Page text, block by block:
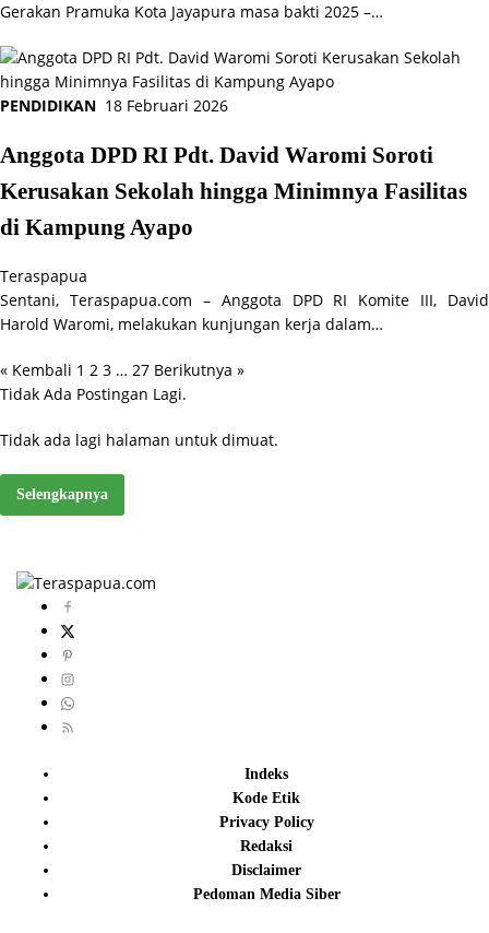
Gerakan Pramuka Kota Jayapura masa bakti 2025 –…
PENDIDIKAN 18 Februari 2026
Anggota DPD RI Pdt. David Waromi Soroti
Kerusakan Sekolah hingga Minimnya Fasilitas
di Kampung Ayapo
Teraspapua
Sentani, Teraspapua.com – Anggota DPD RI Komite III, David
Harold Waromi, melakukan kunjungan kerja dalam…
Paginasi
« Kembali 1 2 3 … 27 Berikutnya »
Tidak Ada Postingan Lagi.
Tidak ada lagi halaman untuk dimuat.
Selengkapnya
Indeks
Kode Etik
Privacy Policy
Redaksi
Disclaimer
Pedoman Media Siber